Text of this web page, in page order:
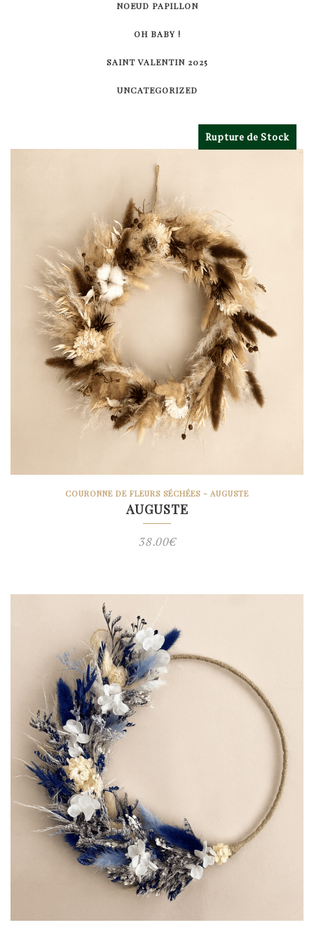
NOEUD PAPILLON
OH BABY !
SAINT VALENTIN 2025
UNCATEGORIZED
Rupture de Stock
COURONNE DE FLEURS SÉCHÉES - AUGUSTE
AUGUSTE
38.00€